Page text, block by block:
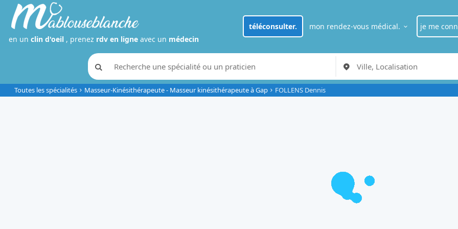
téléconsulter. mon rendez-vous médical.
RDV Médecin généraliste à Paris
je me
en un clin d'oeil , prenez rdv en ligneavec un médecin
Toutes les spécialités Masseur-Kinésithérapeute - Masseur kinésithérapeute à Gap FOLLENS Dennis